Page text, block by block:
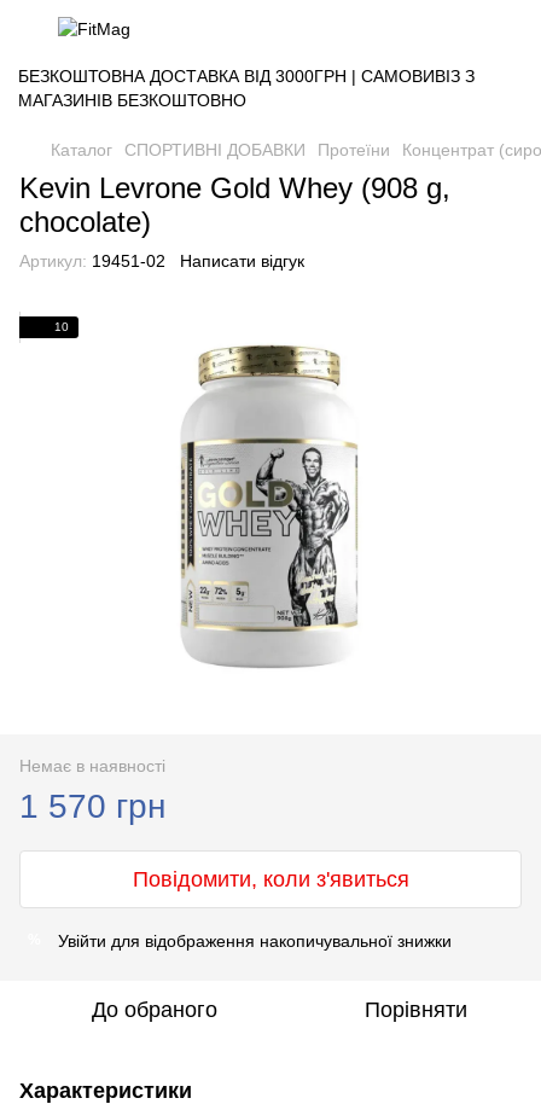
БЕЗКОШТОВНА ДОСТАВКА ВІД 3000ГРН | САМОВИВІЗ З
МАГАЗИНІВ БЕЗКОШТОВНО
Каталог СПОРТИВНІ ДОБАВКИ Протеїни Концентрат
Kevin Levrone Gold Whey (908 g,
chocolate)
Артикул: 19451-02 Написати відгук
10
Немає в наявності
1 570 грн
Повідомити, коли з'явиться
Увійти для відображення накопичувальної знижки
До обраного Порівняти
Характеристики